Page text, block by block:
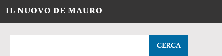
IL NUOVO DE MAURO
CERCA